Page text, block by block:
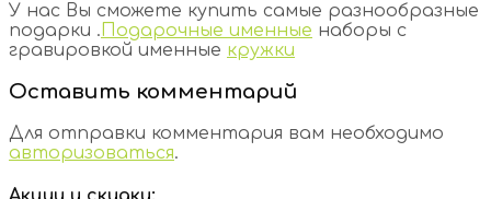
У нас Вы сможете купить самые разнообразные
подарки .Подарочные именные наборы с
гравировкой именные кружки
Оставить комментарий
Для отправки комментария вам необходимо
авторизоваться.